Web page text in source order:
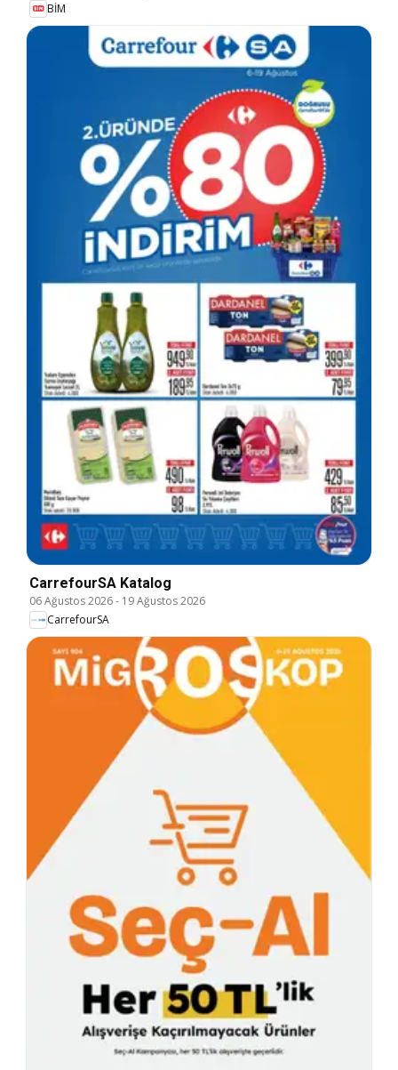
BİM
CarrefourSA Katalog
06 Ağustos 2026- 19 Ağustos 2026
CarrefourSA